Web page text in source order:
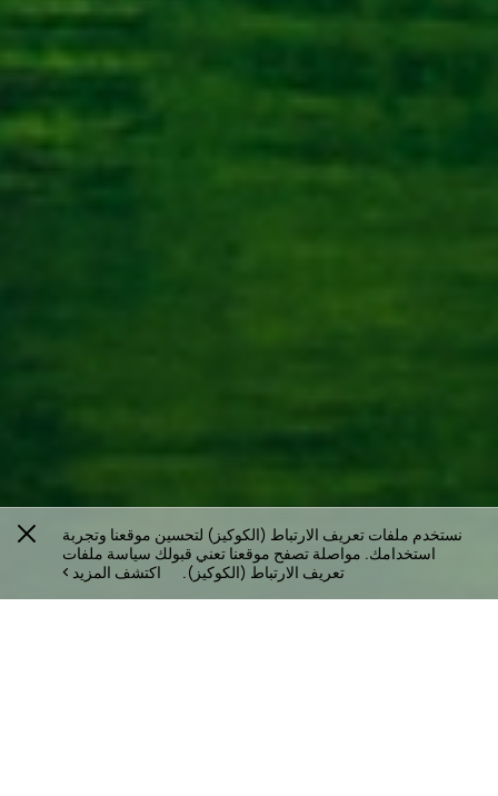
نستخدم ملفات تعريف الارتباط (الكوكيز) لتحسين موقعنا وتجربة
استخدامك. مواصلة تصفح موقعنا تعني قبولك سياسة ملفات
تعريف الارتباط (الكوكيز).
اكتشف المزيد